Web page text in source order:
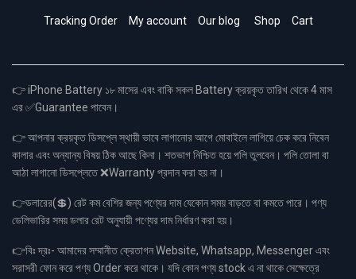
Tracking Order My account Our blog Shop Cart
👉 iPhone Battery ১৮ মাসের এবং বাকি সকল Battery ক্রয়কৃত তারিখ থেকে 4 মাস
এর ✅Guarantee পাবেন।
👉 আপনার ক্রয়কৃত ডিসপ্লে স্থায়ী ভাবে লাগানোর আগে মোবাইলে লাগিয়ে চেক করে নিবেন
কালার এবং অন্যান্য বিষয় ঠিক আছে কিনা। শতভাগ নিশ্চিত হয়ে পলি তুলবেন। পলি তোলা বা
আঠা লাগানো ডিসপ্লেতে ❌Warranty প্রদান করা হয় না।
👉ডলারের(💲) রেট কম বেশির জন্য পণ্যের দাম যেকোন সময় বাড়তে বা কমতে পারে। পণ্য
ডেলিভারির সময় ডলার রেট অনুযায়ী পণ্যের দাম নির্ধারণ করা হয়।
👉বিঃ দ্রঃ- আমাদের সম্মানীত ক্রেতাগন Website, Whatsapp, Messenger এবং
সরাসরী ফোন করে পণ্য Order করে থাকে। যদি কোন পণ্য stock এ না থাকে সেক্ষেত্রে